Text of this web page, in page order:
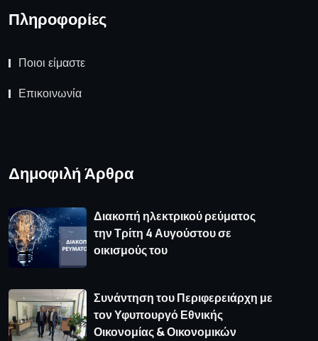
Πληροφορίες
Ποιοι είμαστε
Επικοινωνία
Δημοφιλή Άρθρα
Διακοπή ηλεκτρικού ρεύματος
την Τρίτη 4 Αυγούστου σε
οικισμούς του
Συνάντηση του Περιφερειάρχη με
τον Υφυπουργό Εθνικής
Οικονομίας & Οικονομικών